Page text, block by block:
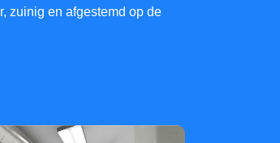
zuinig en afgestemd op de